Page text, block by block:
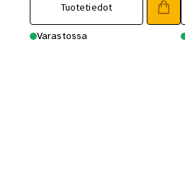
Tuotetiedot
Varastossa